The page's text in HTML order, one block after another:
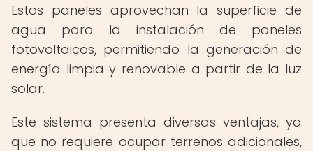
Estos paneles aprovechan la superficie de
agua para la instalación de paneles
fotovoltaicos, permitiendo la generación de
energía limpia y renovable a partir de la luz
solar.
Este sistema presenta diversas ventajas, ya
que no requiere ocupar terrenos adicionales,